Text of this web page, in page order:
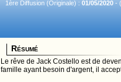
1ère Diffusion (Originale) : 01/05/2020 -
Résumé
Le rêve de Jack Costello est de
famille ayant besoin d'argent, il